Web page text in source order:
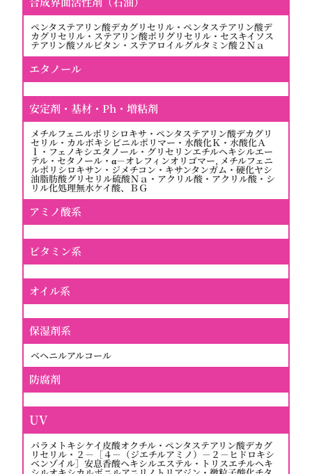
ペンタステアリン酸デカグリセリル・ペンタステアリン酸デ
カグリセリル・ステアリン酸ポリグリセリル・セスキイソス
テアリン酸ソルビタン・ステアロイルグルタミン酸２Ｎａ
エタノール
安定剤・基材・Ph・増粘剤
メチルフェニルポリシロキサ・ペンタステアリン酸デカグリ
セリル・カルボキシビニルポリマー・水酸化Ｋ・水酸化Ａ
ｌ・フェノキシエタノール・グリセリンエチルヘキシルエー
テル・セタノール・α－オレフィンオリゴマー, メチルフェニ
ルポリシロキサン・ジメチコン・キサンタンガム・硬化ヤシ
油脂肪酸グリセリル硫酸Ｎａ・アクリル酸・アクリル酸・シ
リル化処理無水ケイ酸、ＢＧ
アミノ酸系
ビタミン系
オイル系
保湿剤系
ベヘニルアルコール
防腐剤
UV
パラメトキシケイ皮酸オクチル・ペンタステアリン酸デカグ
リセリル・２－［４－（ジエチルアミノ）－２－ヒドロキシ
ベンゾイル］安息香酸ヘキシルエステル・トリスエチルヘキ